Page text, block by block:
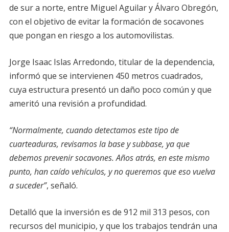
de sur a norte, entre Miguel Aguilar y Álvaro Obregón,
con el objetivo de evitar la formación de socavones
que pongan en riesgo a los automovilistas.
Jorge Isaac Islas Arredondo, titular de la dependencia,
informó que se intervienen 450 metros cuadrados,
cuya estructura presentó un daño poco común y que
ameritó una revisión a profundidad.
“Normalmente, cuando detectamos este tipo de
cuarteaduras, revisamos la base y subbase, ya que
debemos prevenir socavones. Años atrás, en este mismo
punto, han caído vehículos, y no queremos que eso vuelva
a suceder”, señaló.
Detalló que la inversión es de 912 mil 313 pesos, con
recursos del municipio, y que los trabajos tendrán una